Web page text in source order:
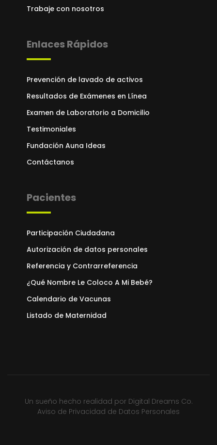
Trabaje con nosotros
Enlaces Rápidos
Prevención de lavado de activos
Resultados de Exámenes en Línea
Examen de Laboratorio a Domicilio
Testimoniales
Fundación Auna Ideas
Contáctanos
Pacientes
Participación Ciudadana
Autorización de datos personales
Referencia y Contrarreferencia
¿Qué Nombre Le Coloco A Mi Bebé?
Calendario de Vacunas
Listado de Maternidad
Un sueño hecho realidad por Digital Dreams Co.
Aviso de Privacidad de Datos Personales